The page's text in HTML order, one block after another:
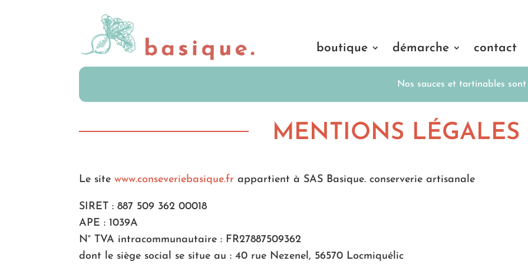
boutique démarche contact
Nos sauces et tartinables sont
MENTIONS LÉGALES
Le sitewww.conseveriebasique.fr appartient à SAS Basique. conserverie artisanale
SIRET : 887 509 362 00018
APE : 1039A
N° TVA intracommunautaire : FR27887509362
dont le siège social se situe au : 40 rue Nezenel, 56570 Locmiquélic